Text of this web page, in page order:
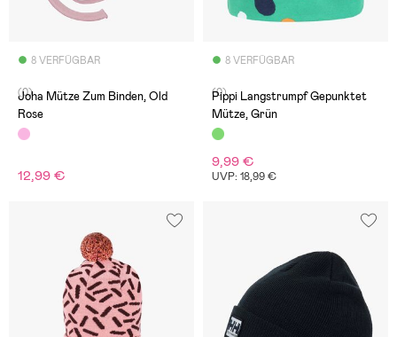
8 VERFÜGBAR
(0)
Joha Mütze Zum Binden, Old
Rose
12,99 €
8 VERFÜGBAR
(0)
Pippi Langstrumpf Gepunktet
Mütze, Grün
9,99 €
UVP: 18,99 €